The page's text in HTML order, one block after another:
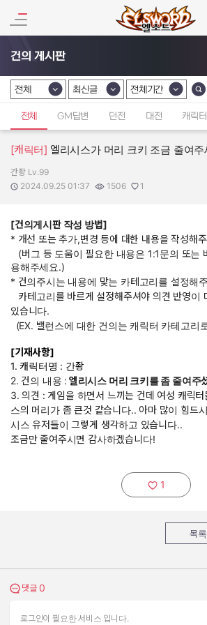
건의 게시판
카테고리 선택
전체
카테고리 선택
최신글
카테고리 선택
전체기간
전체 GM답변 던전 대전 캐릭터
[캐릭터] 엘리시스가 머리 크키 조금 줄여주
작성자:
간좡 Lv.99
작성일:
2024.09.25 01:37
조회수:
1506
추천수:
1
[건의게시판 작성 방법]
* 개선 또는 추가,변경 등에 대한 내용을 작성해
(버그 등 도움이 필요한 내용은 1:1문의 또는
용해주세요.)
* 건의주시는 내용에 맞는 카테고리를 설정해
카테고리를 바르게 설정해주셔야 의견 반영이
있습니다.
(EX. 밸런스에 대한 건의는 캐릭터 카테고리
[기재사항]
1. 캐릭터명 : 간좡
2. 건의 내용 : 엘리시스 머리 크키를 좀 줄여주
3. 의견 : 게임을 하면서 느끼는 건데 여성 캐릭
스의 머리가 좀 큰것 같습니다.. 아마 많이 힘드
시스 유저들이 그렇게 생각하고 있습니다..
조금만 줄여주시면 감사하겠습니다!
추천하기:
1
목록
댓글 보기
댓글 0
로그인이 필요한 서비스 입니다.